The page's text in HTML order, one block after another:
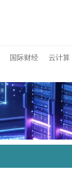
国际财经 云计算